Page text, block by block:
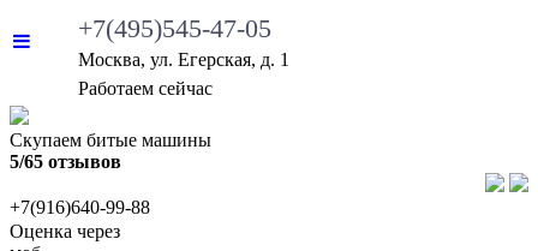
+7(495)545-47-05
Москва, ул. Егерская, д. 1
Работаем сейчас
Скупаем битые машины
5/65 отзывов
+7(916)640-99-88
Оценка через